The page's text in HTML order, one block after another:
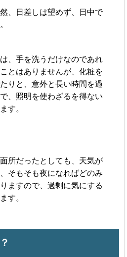
、日差しは望めず、日中で
、手を洗うだけなのであれ
とはありませんが、化粧を
りと、意外と長い時間を過
、照明を使わざるを得ない
す。
所だったとしても、天気が
そもそも夜になればどのみ
ますので、過剰に気にする
す。